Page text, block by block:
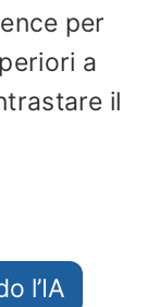
per
a
il
l’IA